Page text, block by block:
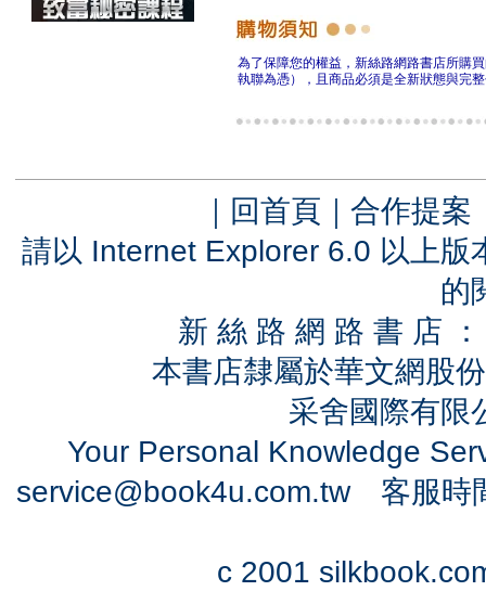
為了保障您的權益，新絲路網路書店所購
執聯為憑），且商品必須是全新狀態與完
｜ 回首頁 ｜ 合作提案
請以 Internet Explorer 6.0 以上
的
新 絲 路 網 路 書 店
本書店隸屬於華文網股
采舍國際有
Your Personal Knowledge
service@book4u.com.tw客服時
c 2001